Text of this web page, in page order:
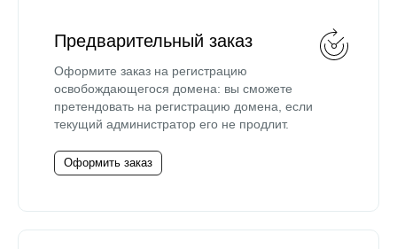
Предварительный заказ
Оформите заказ на регистрацию
освобождающегося домена: вы сможете
претендовать на регистрацию домена, если
текущий администратор его не продлит.
Оформить заказ